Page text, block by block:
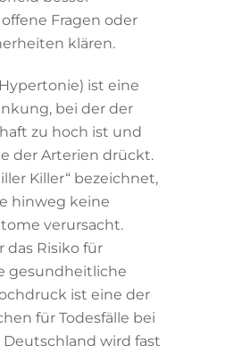
Fragen oder
klären.
ist eine
bei der der
zu hoch ist und
der Arterien drückt.
Killer“ bezeichnet,
hinweg keine
verursacht.
das Risiko für
gesundheitliche
ist eine der
für Todesfälle bei
Deutschland wird fast